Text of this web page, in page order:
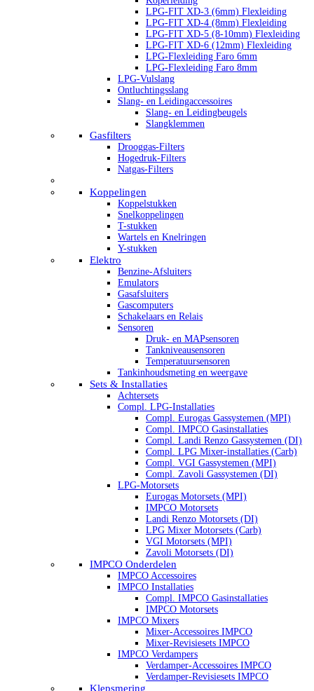
LPG-FIT XD-3 (6mm) Flexleiding
LPG-FIT XD-4 (8mm) Flexleiding
LPG-FIT XD-5 (8-10mm) Flexleiding
LPG-FIT XD-6 (12mm) Flexleiding
LPG-Flexleiding Faro 6mm
LPG-Flexleiding Faro 8mm
LPG-Vulslang
Ontluchtingsslang
Slang- en Leidingaccessoires
Slang- en Leidingbeugels
Slangklemmen
Gasfilters
Drooggas-Filters
Hogedruk-Filters
Natgas-Filters
Koppelingen
Koppelstukken
Snelkoppelingen
T-stukken
Wartels en Knelringen
Y-stukken
Elektro
Benzine-Afsluiters
Emulators
Gasafsluiters
Gascomputers
Schakelaars en Relais
Sensoren
Druk- en MAPsensoren
Tankniveausensoren
Temperatuursensoren
Tankinhoudsmeting en weergave
Sets & Installaties
Achtersets
Compl. LPG-Installaties
Compl. Eurogas Gassystemen (MPI)
Compl. IMPCO Gasinstallaties
Compl. Landi Renzo Gassystemen (DI)
Compl. LPG Mixer-installaties (Carb)
Compl. VGI Gassystemen (MPI)
Compl. Zavoli Gassystemen (DI)
LPG-Motorsets
Eurogas Motorsets (MPI)
IMPCO Motorsets
Landi Renzo Motorsets (DI)
LPG Mixer Motorsets (Carb)
VGI Motorsets (MPI)
Zavoli Motorsets (DI)
IMPCO Onderdelen
IMPCO Accessoires
IMPCO Installaties
Compl. IMPCO Gasinstallaties
IMPCO Motorsets
IMPCO Mixers
Mixer-Accessoires IMPCO
Mixer-Revisiesets IMPCO
IMPCO Verdampers
Verdamper-Accessoires IMPCO
Verdamper-Revisiesets IMPCO
Klepsmering